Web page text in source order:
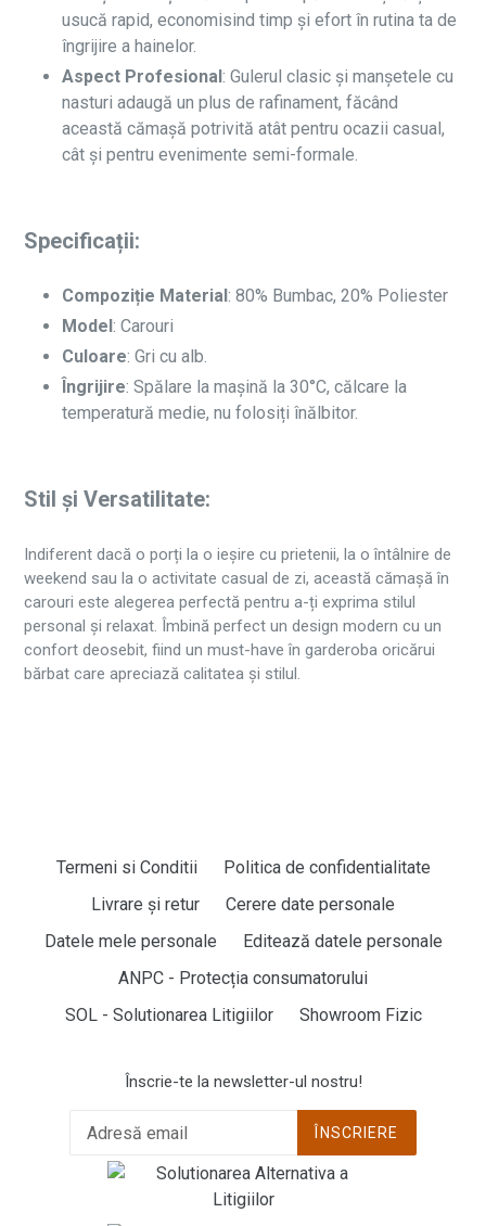
usucă rapid, economisind timp și efort în rutina ta de
îngrijire a hainelor.
Aspect Profesional: Gulerul clasic și manșetele cu
nasturi adaugă un plus de rafinament, făcând
această cămașă potrivită atât pentru ocazii casual,
cât și pentru evenimente semi-formale.
Specificații:
Compoziție Material : 80% Bumbac, 20% Poliester
Model : Carouri
Culoare: Gri cu alb.
Îngrijire: Spălare la mașină la 30°C, călcare la
temperatură medie, nu folosiți înălbitor.
Stil și Versatilitate:
Indiferent dacă o porți la o ieșire cu prietenii, la o întâlnire de
weekend sau la o activitate casual de zi, această cămașă în
carouri este alegerea perfectă pentru a-ți exprima stilul
personal și relaxat. Îmbină perfect un design modern cu un
confort deosebit, fiind un must-have în garderoba oricărui
bărbat care apreciază calitatea și stilul.
Termeni si Conditii
Politica de confidentialitate
Livrare și retur
Cerere date personale
Datele mele personale
Editează datele personale
ANPC - Protecția consumatorului
SOL - Solutionarea Litigiilor
Showroom Fizic
Înscrie-te la newsletter-ul nostru!
ÎNSCRIERE